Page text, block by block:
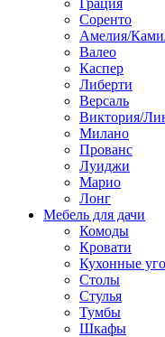
Грация
Соренто
Амелия/
Валео
Каспер
Либерти
Версаль
Виктория/
Милано
Прованс
Луиджи
Марио
Лонг
Мебель для дачи
Комоды
Кровати
Кухонные
Столы
Стулья
Тумбы
Шкафы